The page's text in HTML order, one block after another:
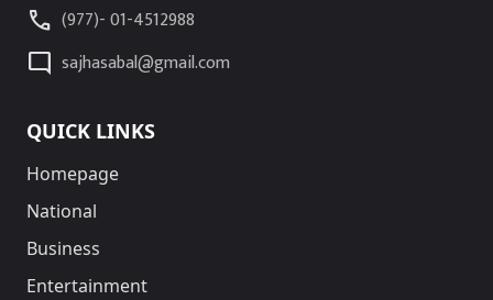
call (977)- 01-4512988
mode_comment sajhasabal@gmail.com
QUICK LINKS
Homepage
National
Business
Entertainment